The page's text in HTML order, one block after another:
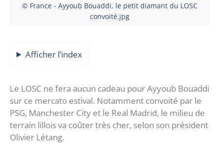
© France - Ayyoub Bouaddi, le petit diamant du LOSC
convoité.jpg
Afficher l’index
Le LOSC ne fera aucun cadeau pour Ayyoub Bouaddi
sur ce mercato estival. Notamment convoité par le
PSG, Manchester City et le Real Madrid, le milieu de
terrain lillois va coûter très cher, selon son président
Olivier Létang.